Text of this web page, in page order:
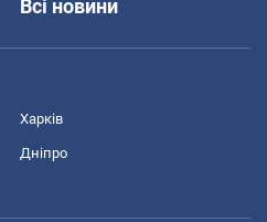
Всі новини
Харків
Дніпро